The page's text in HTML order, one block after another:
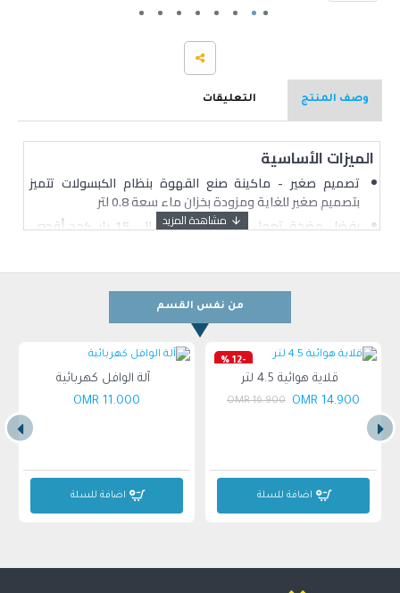
وصف المنتج التعليقات
الميزات الأساسية
تصميم صغير - ماكينة صنع القهوة بنظام الكبسولات تتميز
بتصميم صغير للغاية ومزودة بخزان ماء سعة 0.8 لتر
بفضل مضخة تعمل بقوة ضغط تصل إلى 15 بار كحد أقصى،
سهل التنظيف - لأن جميع بقايا القهوة تبقى في الكبسولات ،
فلا فوضى، ولا إزعاج
من نفس القسم
-12 %
قلاية هوائية 4.5 لتر
14.900 OMR
16.900 OMR
اضافة للسلة
آلة الوافل كهربائية
11.000 OMR
اضافة للسلة